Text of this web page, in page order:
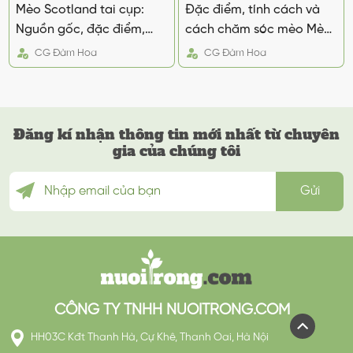
Mèo Scotland tai cụp:
Nguồn gốc, đặc điểm,
cách chăm sóc và giá
bán
CGĐàm Hoa
Đặc điểm, tính cách và
cách chăm sóc mèo Mèo
York Chocolate
CG Đàm Hoa
Đăng kí nhận thông tin mới nhất từ chuyên
gia của chúng tôi
CÔNG TY TNHH NUOITRONG.COM
HH03C Kđt Thanh Hà, Cự Khê, Thanh Oai, Hà Nội